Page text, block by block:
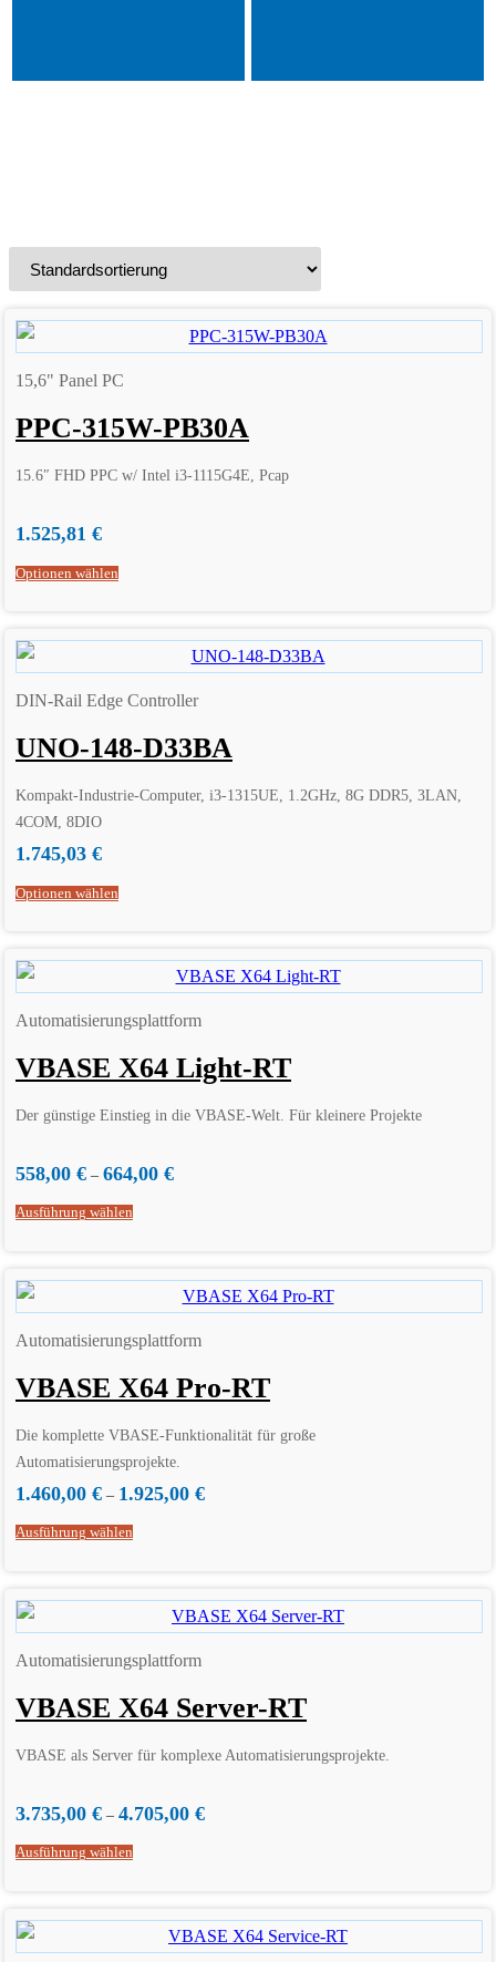
15,6" Panel PC
PPC-315W-PB30A
15.6″ FHD PPC w/ Intel i3-1115G4E, Pcap
1.525,81 €
Optionen wählen
DIN-Rail Edge Controller
UNO-148-D33BA
Kompakt-Industrie-Computer, i3-1315UE, 1.2GHz, 8G DDR5, 3LAN,
4COM, 8DIO
1.745,03 €
Optionen wählen
Automatisierungsplattform
VBASE X64 Light-RT
Der günstige Einstieg in die VBASE-Welt. Für kleinere Projekte
558,00 € – 664,00 €
Ausführung wählen
Automatisierungsplattform
VBASE X64 Pro-RT
Die komplette VBASE-Funktionalität für große
Automatisierungsprojekte.
1.460,00 € – 1.925,00 €
Ausführung wählen
Automatisierungsplattform
VBASE X64 Server-RT
VBASE als Server für komplexe Automatisierungsprojekte.
3.735,00 € – 4.705,00 €
Ausführung wählen